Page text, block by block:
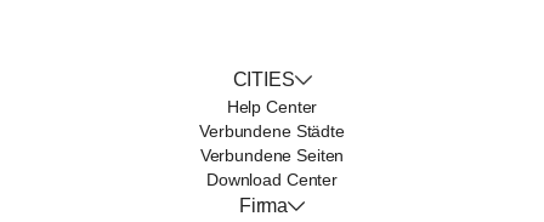
CITIES
Help Center
Verbundene Städte
Verbundene Seiten
Download Center
Firma